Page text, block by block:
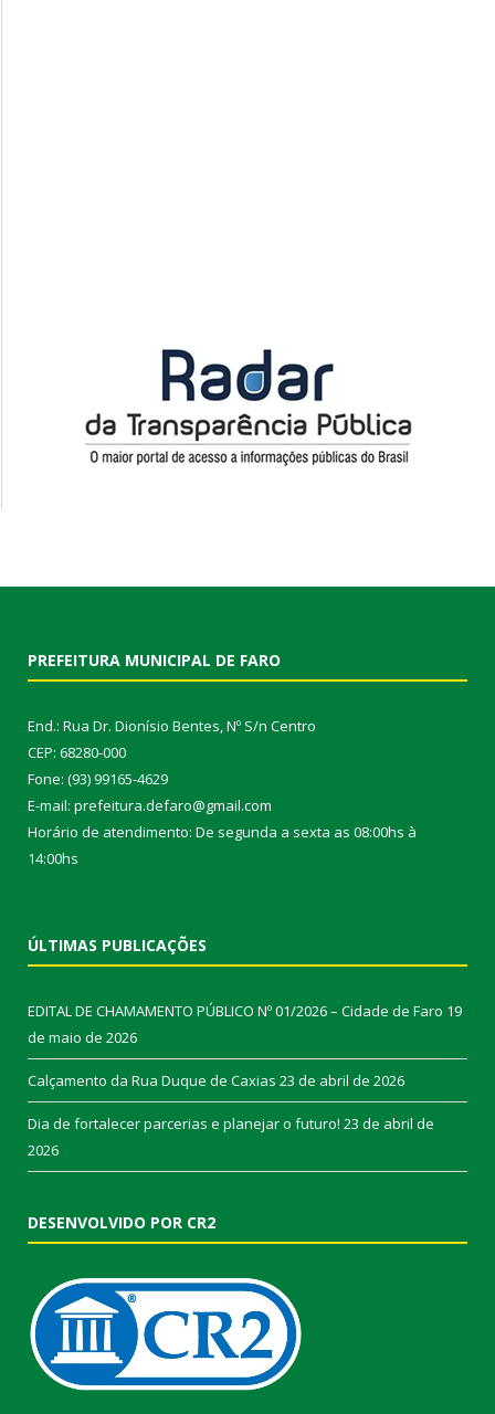
PREFEITURA MUNICIPAL DE FARO
End.: Rua Dr. Dionísio Bentes, Nº S/n Centro
CEP: 68280-000
Fone: (93) 99165-4629
E-mail: prefeitura.defaro@gmail.com
Horário de atendimento: De segunda a sexta as 08:00hs à
14:00hs
ÚLTIMAS PUBLICAÇÕES
EDITAL DE CHAMAMENTO PÚBLICO Nº 01/2026 – Cidade de Faro 19
de maio de 2026
Calçamento da Rua Duque de Caxias 23 de abril de 2026
Dia de fortalecer parcerias e planejar o futuro! 23 de abril de
2026
DESENVOLVIDO POR CR2